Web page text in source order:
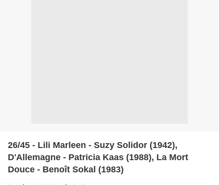
26/45 - Lili Marleen - Suzy Solidor (1942),
D'Allemagne - Patricia Kaas (1988), La Mort
Douce - Benoît Sokal (1983)